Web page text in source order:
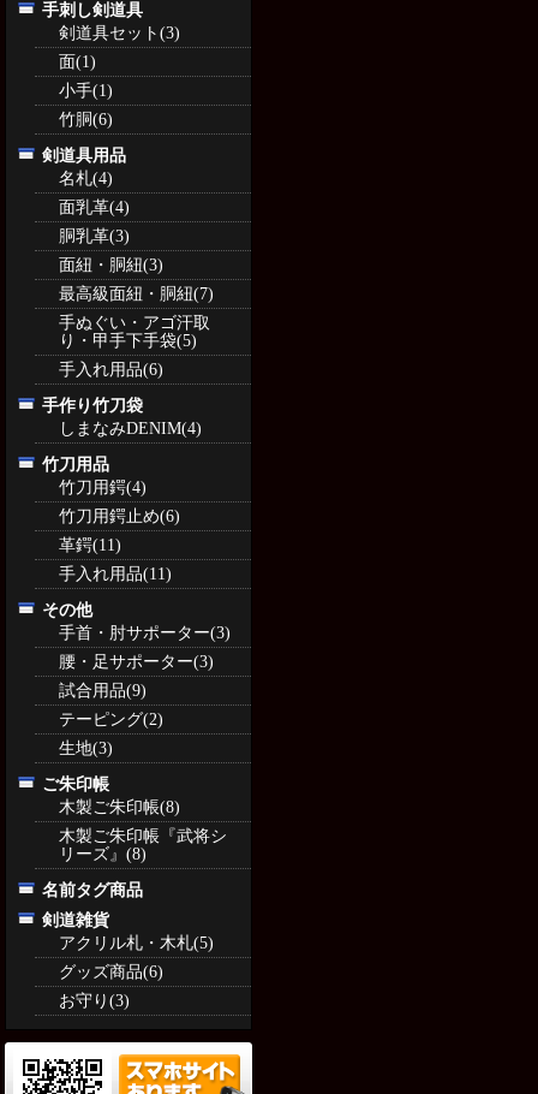
手刺し剣道具
剣道具セット(3)
面(1)
小手(1)
竹胴(6)
剣道具用品
名札(4)
面乳革(4)
胴乳革(3)
面紐・胴紐(3)
最高級面紐・胴紐(7)
手ぬぐい・アゴ汗取
り・甲手下手袋(5)
手入れ用品(6)
手作り竹刀袋
しまなみDENIM(4)
竹刀用品
竹刀用鍔(4)
竹刀用鍔止め(6)
革鍔(11)
手入れ用品(11)
その他
手首・肘サポーター(3)
腰・足サポーター(3)
試合用品(9)
テーピング(2)
生地(3)
ご朱印帳
木製ご朱印帳(8)
木製ご朱印帳『武将シ
リーズ』(8)
名前タグ商品
剣道雑貨
アクリル札・木札(5)
グッズ商品(6)
お守り(3)